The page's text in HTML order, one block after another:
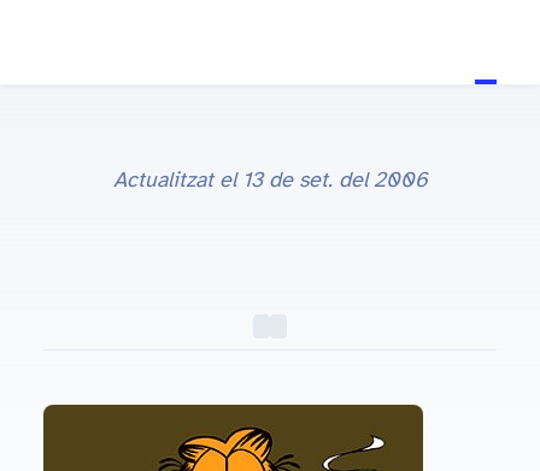
Actualitzat el 13 de set. del 2006